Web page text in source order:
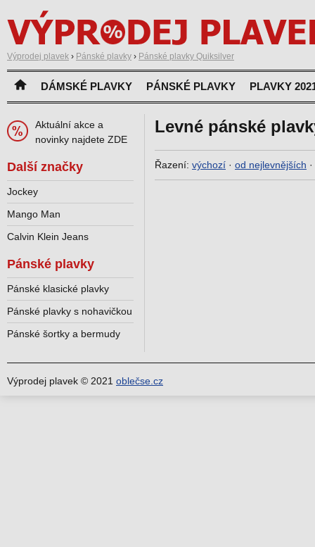
Výprodej plavek › Pánské plavky › Pánské plavky Quiksilver
DÁMSKÉ PLAVKY PÁNSKÉ PLAVKY PLAVKY
Levné pánské
Řazení: výchozí · od nejlevnějších ·
Aktuální akce a
novinky najdete ZDE
Další značky
Jockey
Mango Man
Calvin Klein Jeans
Pánské plavky
Pánské klasické plavky
Pánské plavky s nohavičkou
Pánské šortky a bermudy
Výprodej plavek © 2021 oblečse.cz